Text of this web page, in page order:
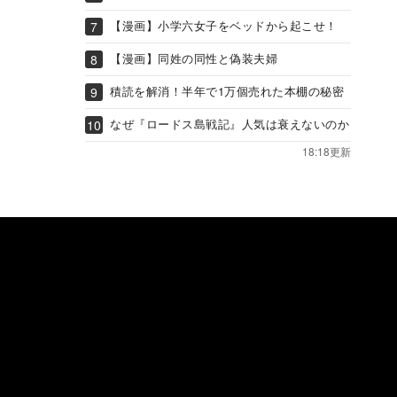
【漫画】小学六女子をベッドから起こせ！
【漫画】同姓の同性と偽装夫婦
積読を解消！半年で1万個売れた本棚の秘密
なぜ『ロードス島戦記』人気は衰えないのか
18:18更新